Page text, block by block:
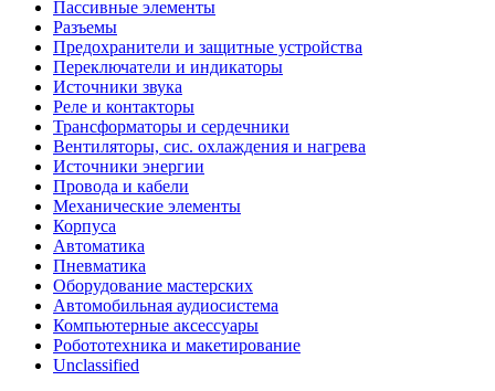
Пассивные элементы
Разъeмы
Предохранители и защитные устройства
Переключатели и индикаторы
Источники звука
Реле и контакторы
Трансформаторы и сердечники
Вентиляторы, сис. охлаждения и нагрева
Источники энергии
Провода и кабели
Механические элементы
Корпуса
Автоматика
Пневматика
Оборудование мастерских
Автомобильная аудиосистема
Компьютерные аксессуары
Робототехника и макетирование
Unclassified